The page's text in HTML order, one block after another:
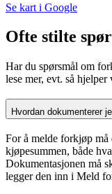
Se kart i Google
Ofte stilte
Har du spørsmål om
lese mer, evt. så
Hvordan dokumenterer
For å melde forkjøp må
kjøpesummen, både
Dokumentasjonen må
legger den inn i Meld